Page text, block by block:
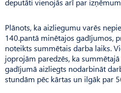
deputāti vienojās arī par
Plānots, ka aizliegumu varēs
140.pantā minētajos gadījumos,
noteikts summētais darba laiks.
joprojām paredzēs, ka
gadījumā aizliegts nodarbināt
stundām pēc kārtas un ilgāk par